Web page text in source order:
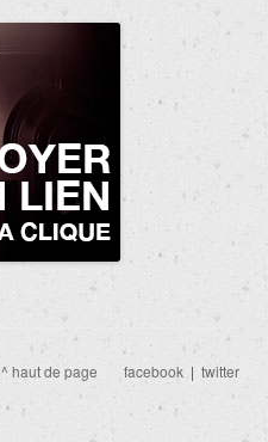
^ haut de page facebook | twitter